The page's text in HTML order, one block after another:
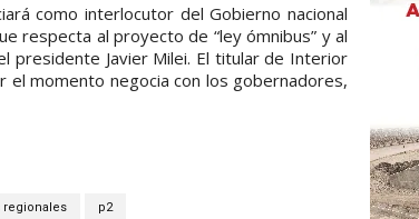
como interlocutor del Gobierno nacional
respecta al proyecto de “ley ómnibus” y al
presidente Javier Milei. El titular de Interior
el momento negocia con los gobernadores,
regionales p2